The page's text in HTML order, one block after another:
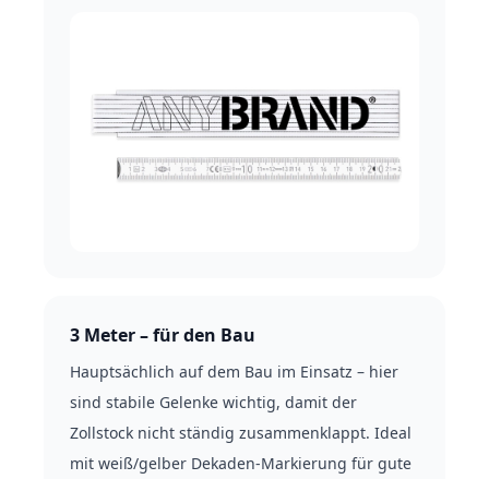
3 Meter – für den Bau
Hauptsächlich auf dem Bau im Einsatz – hier
sind stabile Gelenke wichtig, damit der
Zollstock nicht ständig zusammenklappt. Ideal
mit weiß/gelber Dekaden-Markierung für gute